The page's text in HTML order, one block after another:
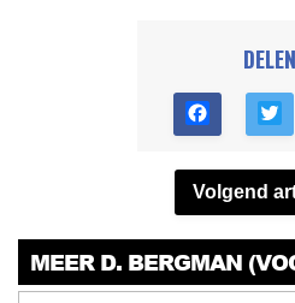
DELEN
Volgend
MEER D. BERGMAN